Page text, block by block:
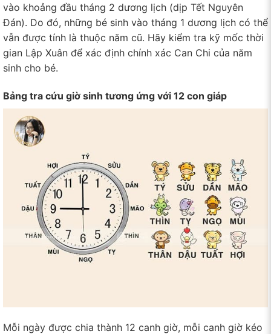
vào khoảng đầu tháng 2 dương lịch (dịp Tết Nguyên
Đán). Do đó, những bé sinh vào tháng 1 dương lịch có thể
vẫn được tính là thuộc năm cũ. Hãy kiểm tra kỹ mốc thời
gian Lập Xuân để xác định chính xác Can Chi của năm
sinh cho bé.
Bảng tra cứu giờ sinh tương ứng với 12 con giáp
Mỗi ngày được chia thành 12 canh giờ, mỗi canh giờ kéo